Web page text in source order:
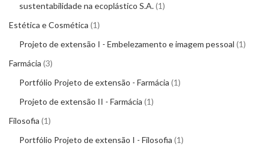
sustentabilidade na ecoplástico S.A. 1
Estética e Cosmética 1
Projeto de extensão I - Embelezamento e imagem pessoal 1
Farmácia 3
Portfólio Projeto de extensão - Farmácia 1
Projeto de extensão II - Farmácia 1
Filosofia 1
Portfólio Projeto de extensão I - Filosofia 1